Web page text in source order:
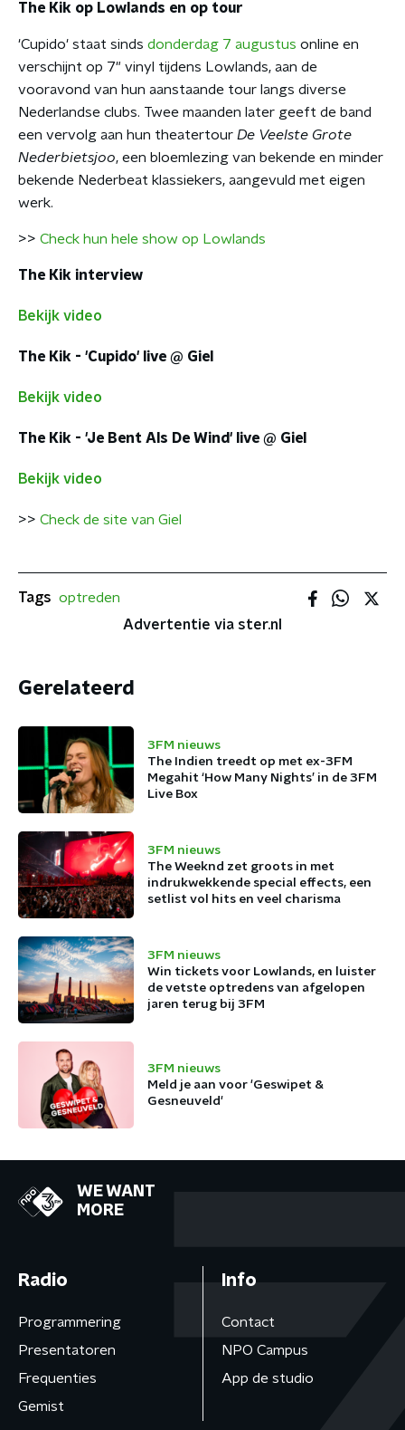
The Kik op Lowlands en op tour
'Cupido' staat sinds donderdag 7 augustus online en
verschijnt op 7" vinyl tijdens Lowlands, aan de
vooravond van hun aanstaande tour langs diverse
Nederlandse clubs. Twee maanden later geeft de band
een vervolg aan hun theatertour De Veelste Grote
Nederbietsjoo, een bloemlezing van bekende en minder
bekende Nederbeat klassiekers, aangevuld met eigen
werk.
>> Check hun hele show op Lowlands
The Kik interview
Bekijk video
The Kik - 'Cupido' live @ Giel
Bekijk video
The Kik - 'Je Bent Als De Wind' live @ Giel
Bekijk video
>> Check de site van Giel
Tags optreden
Advertentie via ster.nl
Gerelateerd
3FM nieuws
The Indien treedt op met ex-3FM
Megahit ‘How Many Nights’ in de 3FM
Live Box
3FM nieuws
The Weeknd zet groots in met
indrukwekkende special effects, een
setlist vol hits en veel charisma
3FM nieuws
Win tickets voor Lowlands, en luister
de vetste optredens van afgelopen
jaren terug bij 3FM
3FM nieuws
Meld je aan voor 'Geswipet &
Gesneuveld'
WE WANT
MORE
Radio
Programmering
Presentatoren
Frequenties
Gemist
Info
Contact
NPO Campus
App de studio